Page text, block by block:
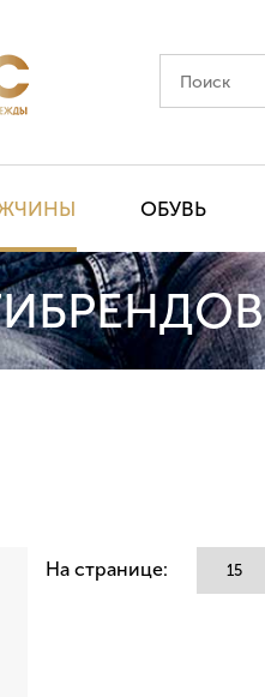
ОБУВЬ
На странице: